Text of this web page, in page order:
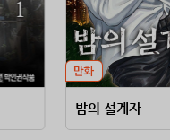
밤의 설계자